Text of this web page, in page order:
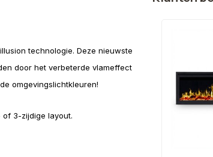
technologie. Deze nieuwste
door het verbeterde vlameffect
omgevingslichtkleuren!
of 3-zijdige layout.